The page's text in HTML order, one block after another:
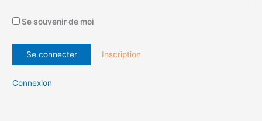
Se souvenir de moi
Inscription
Connexion